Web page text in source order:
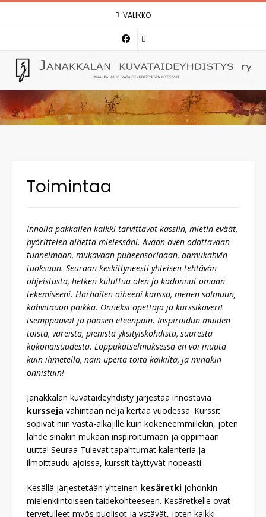
Skip
VALIKKO
Toimintaa
Innolla pakkailen kaikki tarvittavat kassiin, mietin eväät,
pyörittelen aihetta mielessäni. Avaan oven odottavaan
tunnelmaan, mukavaan puheensorinaan, aamukahvin
tuoksuun. Seuraan keskittyneesti yhteisen tehtävän
ohjeistusta, hetken kuluttua olen jo kadonnut omaan
tekemiseeni. Harhailen aiheeni kanssa, menen solmuun,
kahvitauon paikka. Onneksi opettaja ja kurssikaverit
tsemppaavat ja pääsen eteenpäin. Inspiroidun muiden
töistä, väreistä, pienistä yksityiskohdista, suuresta
kokonaisuudesta. Loppukatselmuksessa en voi muuta
kuin ihmetellä, näin upeita töitä kaikilta, ja minäkin
onnistuin!
Janakkalan kuvataideyhdisty järjestää innostavia
kursseja vähintään neljä kertaa vuodessa. Kurssit
sopivat niin vasta-alkajille kuin kokeneemmillekin, joten
lähde sinäkin mukaan inspiroitumaan ja oppimaan
uutta! Seuraa Tulevat tapahtumat kalenteria ja
ilmoittaudu ajoissa, kurssit täyttyvät nopeasti.
Kesällä järjestetään yhteinen kesäretki johonkin
mielenkiintoiseen taidekohteeseen. Kesäretkelle ovat
tervetulleet myös puolisot ja ystävät, joten kaikki